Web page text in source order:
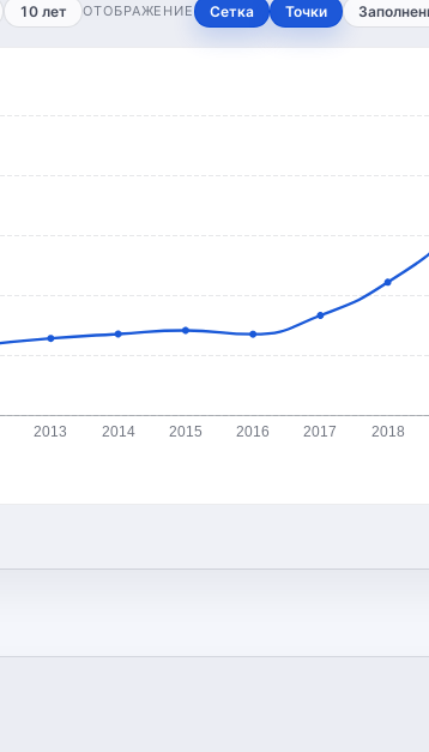
10 лет ОТОБРАЖЕНИЕ Сетка Точки
2013 2014 2015 2016 2017 2018